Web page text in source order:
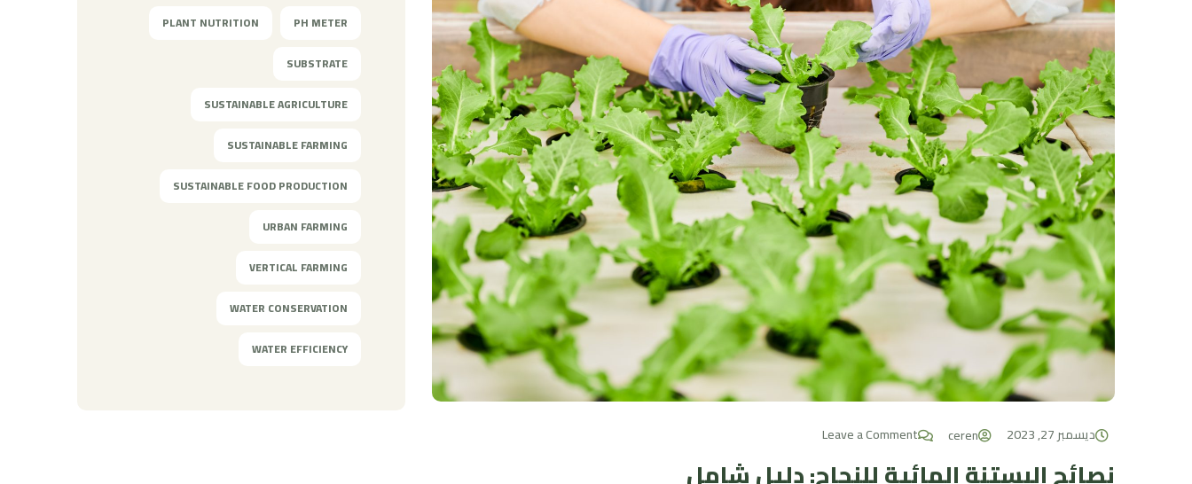
ديسمبر 27, 2023 ceren
Leave a Comment
نصائح البستنة المائية للنجاح: دليل شامل
PH METER
PLANT NUTRITION
SUBSTRATE
SUSTAINABLE AGRICULTURE
SUSTAINABLE FARMING
SUSTAINABLE FOOD PRODUCTION
URBAN FARMING
VERTICAL FARMING
WATER CONSERVATION
WATER EFFICIENCY